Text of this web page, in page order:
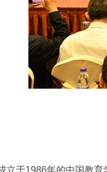
于1986年的中国教育学